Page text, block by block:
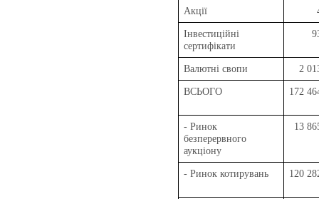
Акції
Інвестиційні
сертифікати
Валютні свопи 2
ВСЬОГО 172
- Ринок
безперервного
аукціону
13
- Ринок котирувань 120